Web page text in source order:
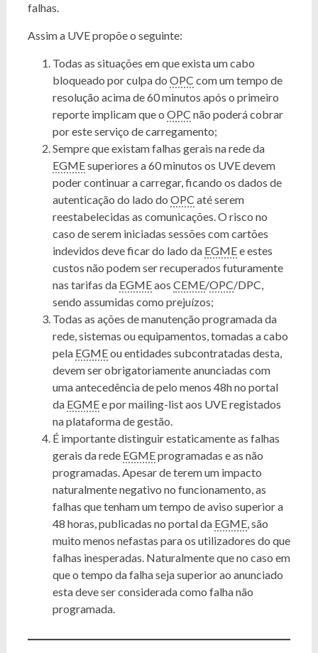
falhas.
Assim a UVE propõe o seguinte:
Todas as situações em que exista um cabo
bloqueado por culpa do OPC com um tempo de
resolução acima de 60 minutos após o primeiro
reporte implicam que o OPC não poderá cobrar
por este serviço de carregamento;
Sempre que existam falhas gerais na rede da
EGMEsuperiores a 60 minutos os UVE devem
poder continuar a carregar, ficando os dados de
autenticação do lado do OPC até serem
reestabelecidas as comunicações. O risco no
caso de serem iniciadas sessões com cartões
indevidos deve ficar do lado da EGMEe estes
custos não podem ser recuperados futuramente
nas tarifas da EGMEaos CEME/OPC/DPC,
sendo assumidas como prejuízos;
Todas as ações de manutenção programada da
rede, sistemas ou equipamentos, tomadas a cabo
pela EGMEou entidades subcontratadas desta,
devem ser obrigatoriamente anunciadas com
uma antecedência de pelo menos 48h no portal
da EGMEe por mailing-list aos UVE registados
na plataforma de gestão.
É importante distinguir estaticamente as falhas
gerais da rede EGMEprogramadas e as não
programadas. Apesar de terem um impacto
naturalmente negativo no funcionamento, as
falhas que tenham um tempo de aviso superior a
48 horas, publicadas no portal da EGME, são
muito menos nefastas para os utilizadores do que
falhas inesperadas. Naturalmente que no caso em
que o tempo da falha seja superior ao anunciado
esta deve ser considerada como falha não
programada.